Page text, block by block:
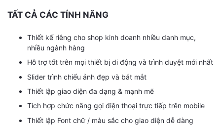
TẤT CẢ CÁC TÍNH NĂNG
Thiết kế riêng cho shop kinh doanh nhiều danh mục,
nhiều ngành hàng
Hỗ trợ tốt trên mọi thiết bị di động và trình duyệt mới nhất
Slider trình chiếu ảnh đẹp và bắt mắt
Thiết lập giao diện đa dạng & mạnh mẽ
Tích hợp chức năng gọi điện thoại trực tiếp trên mobile
Thiết lập Font chữ / màu sắc cho giao diện dễ dàng